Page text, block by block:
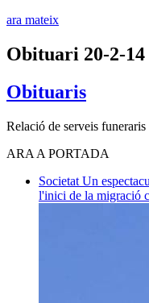
ara mateix
Obituari 20-2-14
Obituaris
Relació de serveis funeraris
ARA A PORTADA
Societat Un
l'inici de la migració